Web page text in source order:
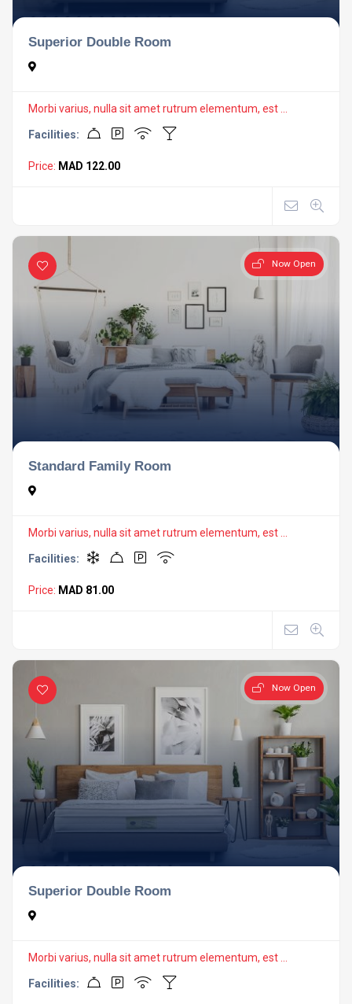
Superior Double Room
Morbi varius, nulla sit amet rutrum elementum, est ...
Facilities:
Price: MAD 122.00
Now Open
Standard Family Room
Morbi varius, nulla sit amet rutrum elementum, est ...
Facilities:
Price: MAD 81.00
Now Open
Superior Double Room
Morbi varius, nulla sit amet rutrum elementum, est ...
Facilities: